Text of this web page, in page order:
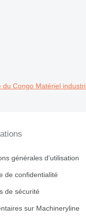
du Congo Matériel
générales d'utilisation
de confidentialité
de sécurité
sur Machineryline